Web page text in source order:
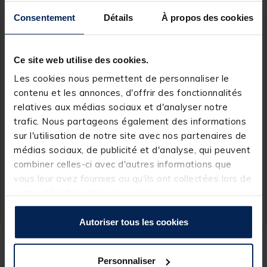
Consentement Détails À propos des cookies
Ce site web utilise des cookies.
Les cookies nous permettent de personnaliser le
contenu et les annonces, d'offrir des fonctionnalités
relatives aux médias sociaux et d'analyser notre
trafic. Nous partageons également des informations
sur l'utilisation de notre site avec nos partenaires de
médias sociaux, de publicité et d'analyse, qui peuvent
combiner celles-ci avec d'autres informations que
vous leur avez fournies ou qu'ils ont collectées lors de
Autoriser tous les cookies
Personnaliser
FLASHMER
Pince à vive & anguille
flashmer 25cm
SASORI
Degorgeoir Sasori Easy
Hook Remover
sont parfaits pour maintenir vos prises sans risques et récupérer